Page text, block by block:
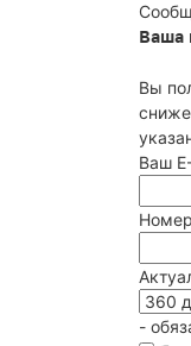
Ваша
Вы
Ваш
-